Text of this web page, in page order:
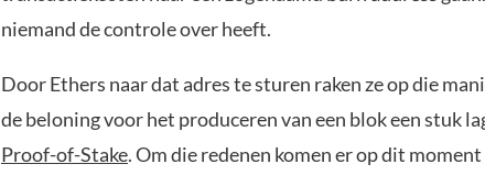
niemand de controle over heeft.
Door Ethers naar dat adres te sturen raken ze op die
de beloning voor het produceren van een blok een stuk
Proof-of-Stake. Om die redenen komen er op dit